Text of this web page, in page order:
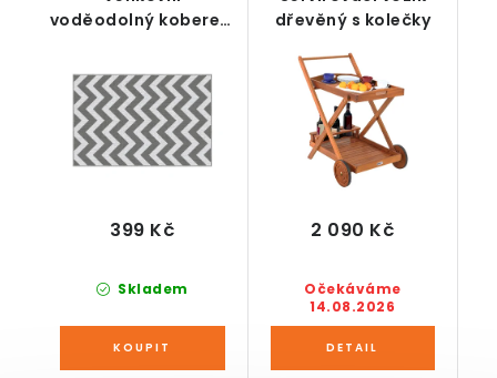
voděodolný koberec,
vysoce kvalitní
syntetické vlákno,
světle šedo-bílý, 121
x 182 cm
Skladem
399 Kč
dřevěný s kolečky
Očekáváme
14.08.2026
2 090 Kč